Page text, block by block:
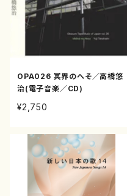
OPA026 冥界のへそ／高橋悠
治(電子音楽／CD)
¥2,750